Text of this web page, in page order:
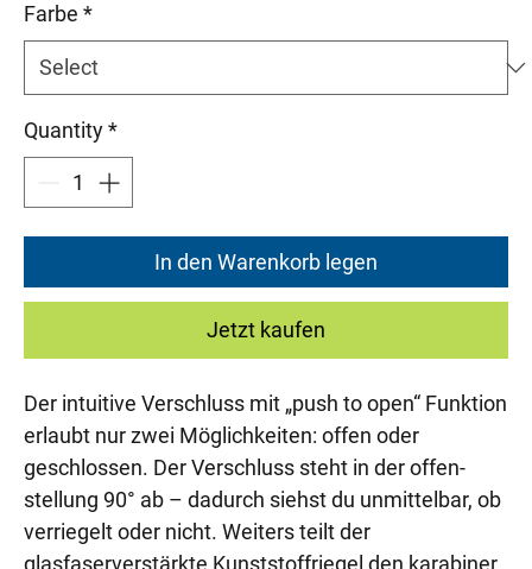
Farbe *
Quantity*
In den Warenkorb legen
Jetzt kaufen
Der intuitive Verschluss mit „push to open“ Funktion
erlaubt nur zwei Möglichkeiten: offen oder
geschlossen. Der Verschluss steht in der offen-
stellung 90° ab – dadurch siehst du unmittelbar, ob
verriegelt oder nicht. Weiters teilt der
glasfaserverstärkte Kunststoffriegel den karabiner